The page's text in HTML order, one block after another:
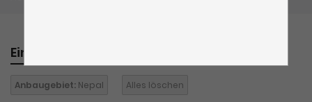
Einkaufen nach
Anbaugebiet: Nepal Alles löschen